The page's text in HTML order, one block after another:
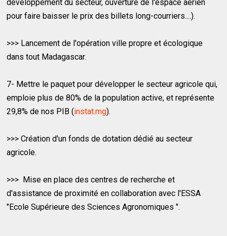
développement du secteur, ouverture de l'espace aérien
pour faire baisser le prix des billets long-courriers....).
>>> Lancement de l'opération ville propre et écologique
dans tout Madagascar.
7- Mettre le paquet pour développer le secteur agricole qui,
emploie plus de 80% de la population active, et représente
29,8% de nos PIB (instat.mg).
>>> Création d'un fonds de dotation dédié au secteur
agricole.
>>> Mise en place des centres de recherche et
d'assistance de proximité en collaboration avec l'ESSA
"Ecole Supérieure des Sciences Agronomiques ".